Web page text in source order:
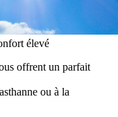
élevé
offrent un parfait
ou à la